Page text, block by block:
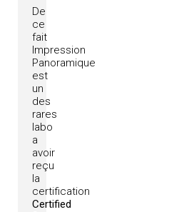
De
ce
fait
Impression
Panoramique
est
un
des
rares
labo
a
avoir
reçu
la
certification
Certified